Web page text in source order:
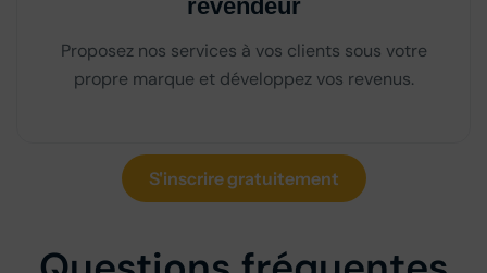
revendeur
Proposez nos services à vos clients sous votre
propre marque et développez vos revenus.
S'inscrire gratuitement